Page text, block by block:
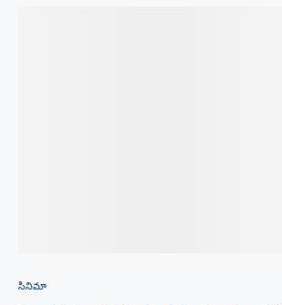
సినిమా